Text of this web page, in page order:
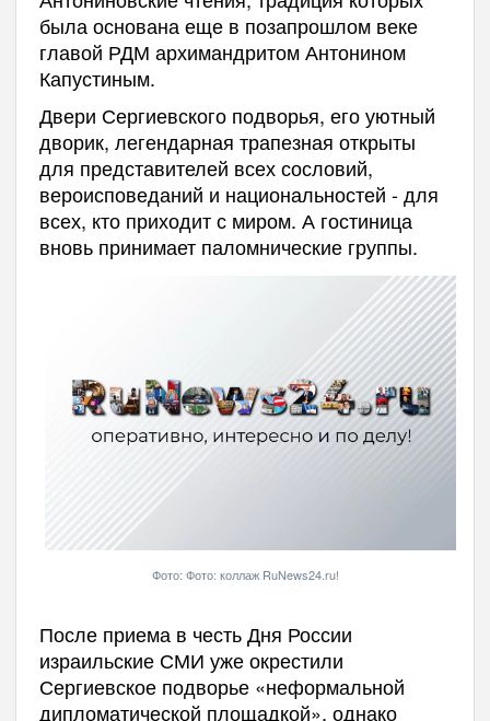
была основана еще в позапрошлом веке
главой РДМ архимандритом Антонином
Капустиным.
Двери Сергиевского подворья, его уютный
дворик, легендарная трапезная открыты
для представителей всех сословий,
вероисповеданий и национальностей - для
всех, кто приходит с миром. А гостиница
вновь принимает паломнические группы.
Фото: Фото: коллаж RuNews24.ru!
После приема в честь Дня России
израильские СМИ уже окрестили
Сергиевское подворье «неформальной
дипломатической площадкой», однако